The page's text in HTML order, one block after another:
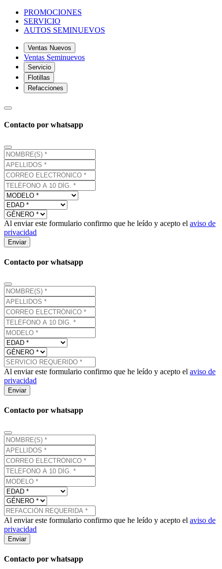
PROMOCIONES
SERVICIO
AUTOS SEMINUEVOS
Ventas Nuevos
Ventas Seminuevos
Servicio
Flotillas
Refacciones
Contacto por whatsapp
Al enviar este formulario confirmo que he leído y acepto el aviso de
privacidad
Enviar
Contacto por whatsapp
Al enviar este formulario confirmo que he leído y acepto el aviso de
privacidad
Enviar
Contacto por whatsapp
Al enviar este formulario confirmo que he leído y acepto el aviso de
privacidad
Enviar
Contacto por whatsapp